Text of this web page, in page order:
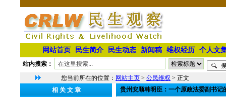
网站首页 民生简介 民生动态 新闻稿 维权经历 个人文
站内搜索：
您当前所在的位置： 网站主页 > 公民维权 > 正文
相 关 文 章
贵州安顺韩明臣：一个原政法委副书记